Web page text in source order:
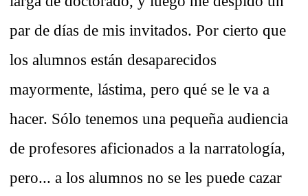
par de días de mis invitados. Por cierto que
los alumnos están desaparecidos
mayormente, lástima, pero qué se le va a
hacer. Sólo tenemos una pequeña audiencia
de profesores aficionados a la narratología,
pero... a los alumnos no se les puede cazar